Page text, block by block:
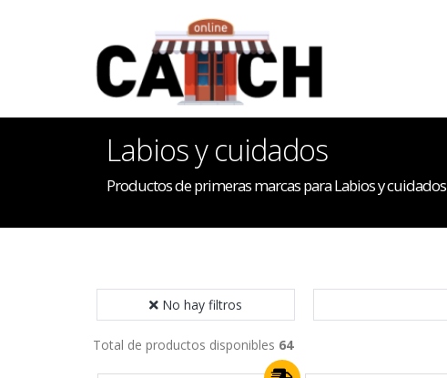
Labios y cuidados
Productos de primeras marcas para Labios y cuidados
No hay filtros
Total de productos disponibles 64